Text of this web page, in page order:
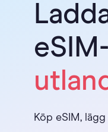
Köp eSIM,